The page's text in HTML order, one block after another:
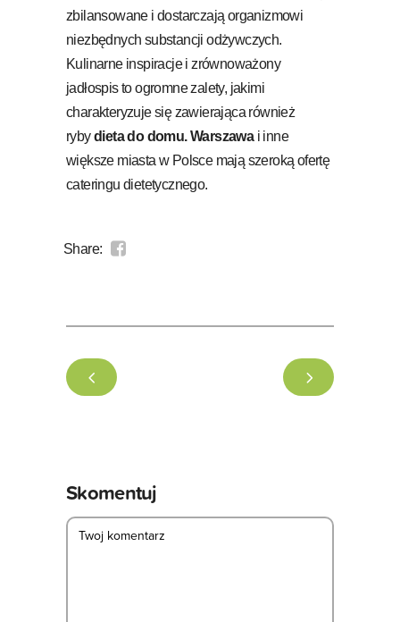
zbilansowane i dostarczają organizmowi
niezbędnych substancji odżywczych.
Kulinarne inspiracje i zrównoważony
jadłospis to ogromne zalety, jakimi
charakteryzuje się zawierająca również
rybydieta do domu. Warszawai inne
większe miasta w Polsce mają szeroką ofertę
cateringu dietetycznego.
Share:
Skomentuj